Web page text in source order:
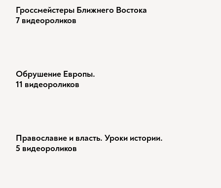
Гроссмейстеры Ближнего Востока
7 видеороликов
Обрушение Европы.
11 видеороликов
Православие и власть. Уроки истории.
5 видеороликов